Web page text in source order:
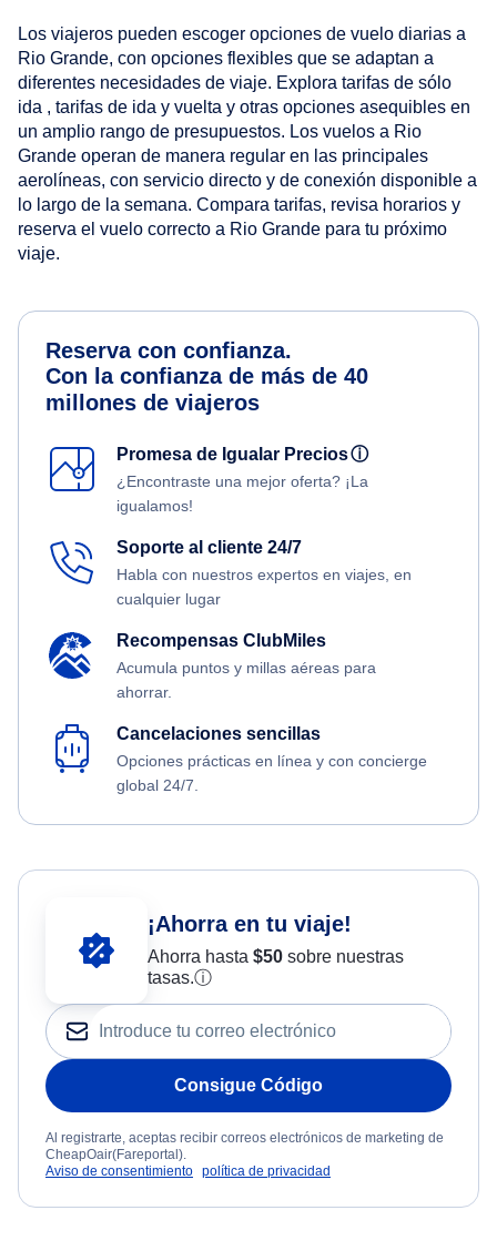
Los viajeros pueden escoger opciones de vuelo diarias a
Rio Grande, con opciones flexibles que se adaptan a
diferentes necesidades de viaje. Explora tarifas de sólo
ida , tarifas de ida y vuelta y otras opciones asequibles en
un amplio rango de presupuestos. Los vuelos a Rio
Grande operan de manera regular en las principales
aerolíneas, con servicio directo y de conexión disponible a
lo largo de la semana. Compara tarifas, revisa horarios y
reserva el vuelo correcto a Rio Grande para tu próximo
viaje.
Reserva con confianza.
Con la confianza de más de 40
millones de viajeros
Promesa de Igualar Preciosⓘ
¿Encontraste una mejor oferta? ¡La
igualamos!
Soporte al cliente 24/7
Habla con nuestros expertos en viajes, en
cualquier lugar
Recompensas ClubMiles
Acumula puntos y millas aéreas para
ahorrar.
Cancelaciones sencillas
Opciones prácticas en línea y con concierge
global 24/7.
¡Ahorra en tu viaje!
Ahorra hasta $50sobre nuestras
tasas.ⓘ
Consigue Código
Al registrarte, aceptas recibir correos electrónicos de marketing de
CheapOair(Fareportal).
Aviso de consentimiento política de privacidad